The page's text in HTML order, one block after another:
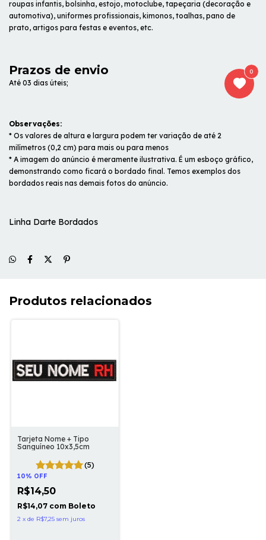
roupas infantis, bolsinha, estojo, motoclube, tapeçaria (decoração e
automotiva), uniformes profissionais, kimonos, toalhas, pano de
prato, artigos para festas e eventos, etc.
Prazos de envio
Até 03 dias úteis;
Observações:
* Os valores de altura e largura podem ter variação de até 2
milímetros (0,2 cm) para mais ou para menos
* A imagem do anúncio é meramente ilustrativa. É um esboço gráfico,
demonstrando como ficará o bordado final. Temos exemplos dos
bordados reais nas demais fotos do anúncio.
Linha Darte Bordados
Produtos relacionados
Tarjeta Nome + Tipo
Sanguíneo 10x3,5cm
(5)
10% OFF
R$14,50
R$14,07 com Boleto
2 x de R$7,25 sem juros
0